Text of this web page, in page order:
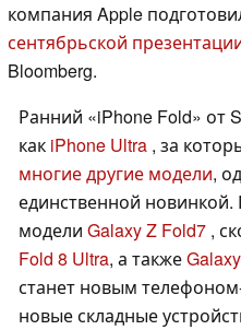
компания Apple
сентябрьской
Bloomberg.
Ранний «iPhone Fold» от
как iPhone Ultra , за
многие другие модели,
единственной
модели Galaxy Z Fold7 ,
Fold 8 Ultra, а также
станет новым
новые складные